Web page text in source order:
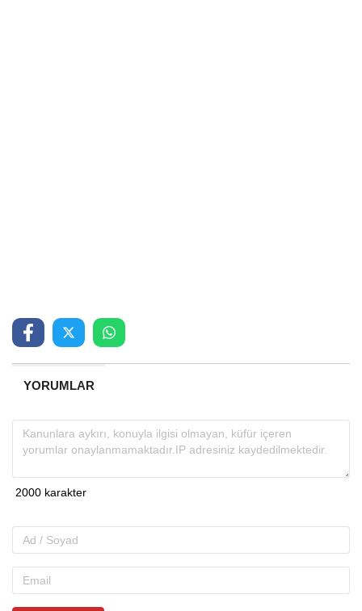
YORUMLAR